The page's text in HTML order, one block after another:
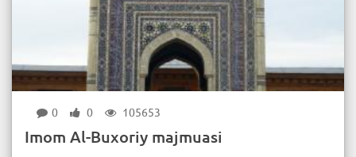
0 0 105653
Imom Al-Buxoriy majmuasi